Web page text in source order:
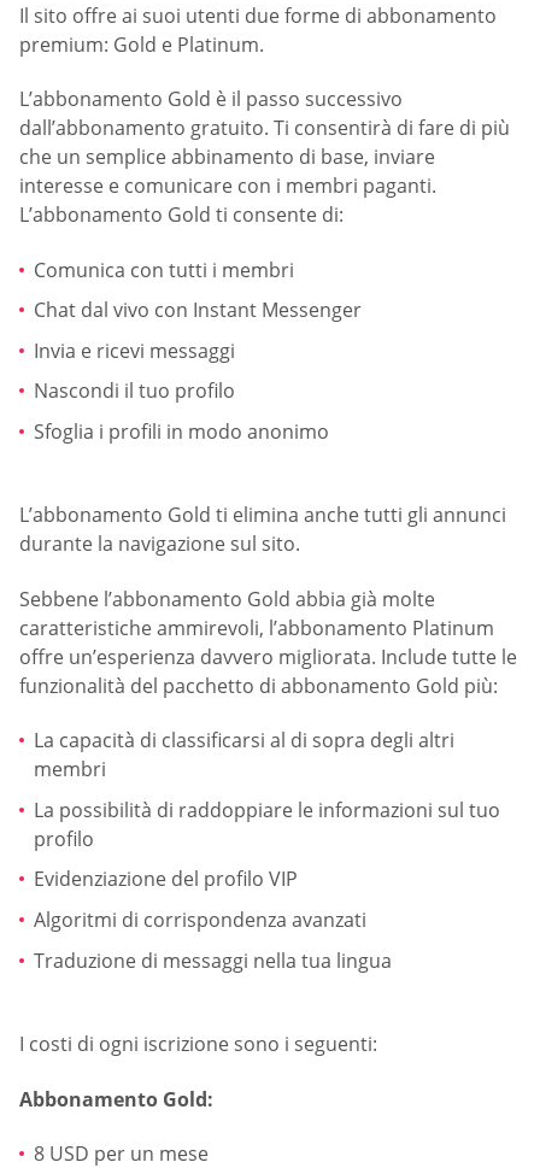
Il sito offre ai suoi utenti due forme di abbonamento
premium: Gold e Platinum.
L’abbonamento Gold è il passo successivo
dall’abbonamento gratuito. Ti consentirà di fare di più
che un semplice abbinamento di base, inviare
interesse e comunicare con i membri paganti.
L’abbonamento Gold ti consente di:
Comunica con tutti i membri
Chat dal vivo con Instant Messenger
Invia e ricevi messaggi
Nascondi il tuo profilo
Sfoglia i profili in modo anonimo
L’abbonamento Gold ti elimina anche tutti gli annunci
durante la navigazione sul sito.
Sebbene l’abbonamento Gold abbia già molte
caratteristiche ammirevoli, l’abbonamento Platinum
offre un’esperienza davvero migliorata. Include tutte le
funzionalità del pacchetto di abbonamento Gold più:
La capacità di classificarsi al di sopra degli altri
membri
La possibilità di raddoppiare le informazioni sul tuo
profilo
Evidenziazione del profilo VIP
Algoritmi di corrispondenza avanzati
Traduzione di messaggi nella tua lingua
I costi di ogni iscrizione sono i seguenti:
Abbonamento Gold:
8 USD per un mese